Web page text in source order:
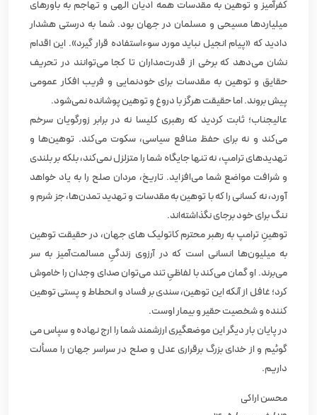
کفرآمیز و توهین به مقدسات همه ادیان الهی و تهاجم به باورهای
میلیاردها مسیحی و مسلمان در جهان بود. شما به درستی هشدار
دادید که «پیام انجیل نباید مورد سوءاستفاده قرار گیرد». این اقدام
نشان می‌دهد که برخی از قدرت‌مداران تا کجا می‌توانند در تحریف
حقایق و توهین به مقدسات برای خودنمایی و فریب افکار عمومی
پیش بروند. اما حقیقت هرگز با دروغ و توهین پوشانده نمی‌شود.
عالیجناب؛ ثابت کردید که رهبری کلیسا نه در برابر زورگویان سرخم
می‌کند و نه برای حفظ منافع سیاسی، سکوت می‌کند. توهین‌ها و
تهدیدهای ترامپ، نه تنها جایگاه شما را متزلزل نمی‌کند، بلکه بر بلندی
و شرافت مواضع شما می‌افزاید. تاریخ، مردان صلح را به یاد خواهد
آورد، نه کسانی را که با توهین به مقدسات و تهدید تمدن‌ها، جز شرم و
ننگ برای خود برجای نگذاشته‌اند.
توهینِ ترامپ به رهبر محترم کاتولیک های جهان، در حقیقت توهین
به میلیون‌ها انسانی است که در آرزوی زندگیِ مسالمت‌آمیز به سر
می‌برند. او گمان می‌کند با لفاظیِ تند می‌توان صدای وجدان را خاموش
کرد؛ غافل از آنکه این توهین، سندی بر فساد و انحطاط و پستی توهین
کننده و شخصیت حقیر و بیمار اوست.
در پایان بار دیگر این موضعگیری ارزشمند شما را ارج نهاده و سپاس می
گوئیم و از خدای بزرگ برقراری عدل و صلح در سراسر جهان را مسألت
داریم.
محسن اراکی